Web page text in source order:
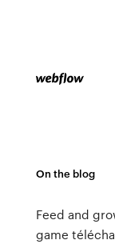
On the blog
Feed and
game